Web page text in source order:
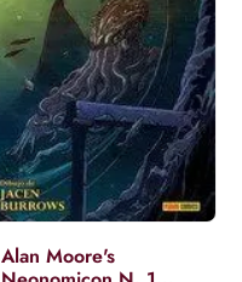
Alan Moore's